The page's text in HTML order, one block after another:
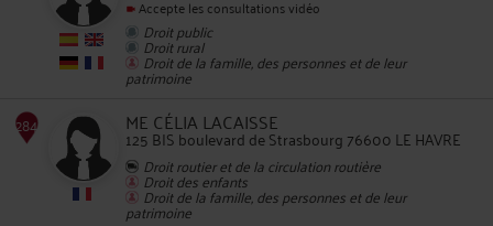
283
Accepte les consultations vidéo
Droit public
Droit rural
Droit de la famille, des personnes et de leur
patrimoine
ME CÉLIA LACAISSE
125 BIS boulevard de Strasbourg 76600 LE HAVRE
Droit routier et de la circulation routière
Droit des enfants
Droit de la famille, des personnes et de leur
patrimoine